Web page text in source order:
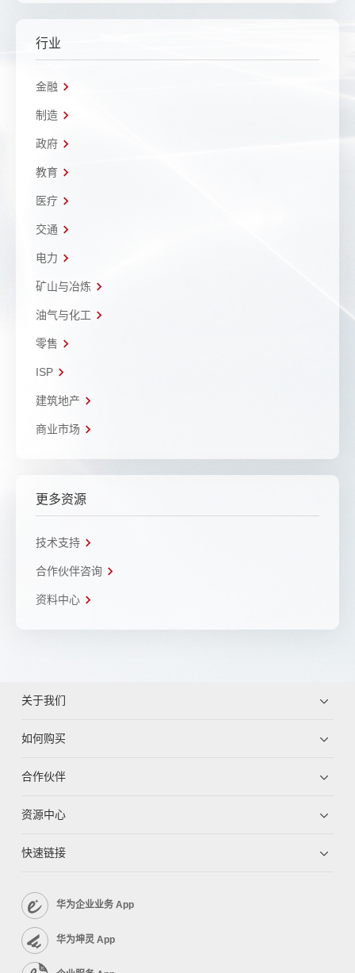
行业
金融
制造
政府
教育
医疗
交通
电力
矿山与冶炼
油气与化工
零售
ISP
建筑地产
商业市场
更多资源
技术支持
合作伙伴咨询
资料中心
关于我们
如何购买
合作伙伴
资源中心
快速链接
华为企业业务 App
华为坤灵 App